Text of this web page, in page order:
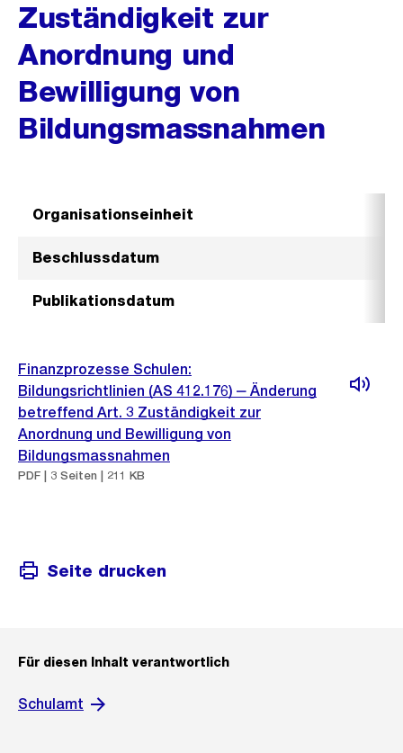
Zuständigkeit zur
Anordnung und
Bewilligung von
Bildungsmassnahmen
Organisationseinheit
Beschlussdatum
Publikationsdatum
Finanzprozesse Schulen:
Bildungsrichtlinien (AS 412.176) ‒ Änderung
betreffend Art. 3 Zuständigkeit zur
Anordnung und Bewilligung von
Bildungsmassnahmen
PDF | 3 Seiten | 211 KB
Seite drucken
Für diesen Inhalt verantwortlich
Schulamt